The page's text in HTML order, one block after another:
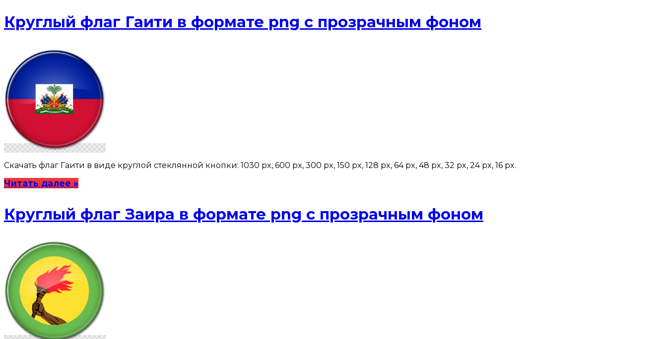
Круглый флаг Гаити в формате png с прозрачным фоном
Скачать флаг Гаити в виде круглой стеклянной кнопки: 1030 px, 600 px, 300 px, 150 px, 128 px, 64 px, 48 px, 32 px, 24 px, 16 px.
Читать далее »
Круглый флаг Заира в формате png с прозрачным фоном